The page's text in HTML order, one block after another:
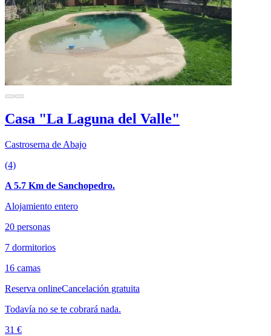
Casa "La Laguna del Valle"
Castroserna de Abajo
(4)
A 5.7 Km de Sanchopedro.
Alojamiento entero
20 personas
7 dormitorios
16 camas
Reserva onlineCancelación gratuita
Todavía no se te cobrará nada.
31 €